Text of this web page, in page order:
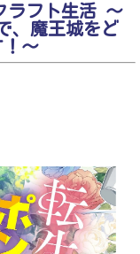
ラフト生活 ～
、魔王城をど
！～